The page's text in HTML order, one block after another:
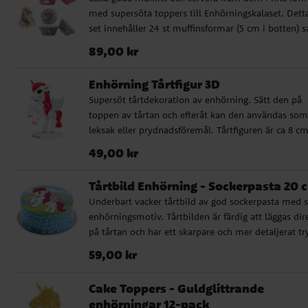
med supersöta toppers till Enhörningskalaset.
set innehåller 24 st muffinsformar (5 cm i botten)
i papp och är ca 5 cm stora.
Pris :89,00 kr
89,00 kr
Enhörning Tårtfigur 3D
Supersöt tårtdekoration av enhörning. Sätt den på
toppen av tårtan och efteråt kan den användas som
leksak eller prydnadsföremål. Tårtfiguren är ca 8 cm
Pris :49,00 kr
49,00 kr
Tårtbild Enhörning - Sockerpasta 20
Underbart vacker tårtbild av god sockerpasta med
enhörningsmotiv. Tårtbilden är färdig att läggas
på tårtan och har ett skarpare och mer detaljerat
vaniljsmak. Bilden är ca 20 cm i diameter.
färgämnen: E102, E122, E133, E151, (E102 och E122
Pris :59,00 kr
59,00 kr
Cake Toppers - Guldglittrande
enhörningar 12-pack